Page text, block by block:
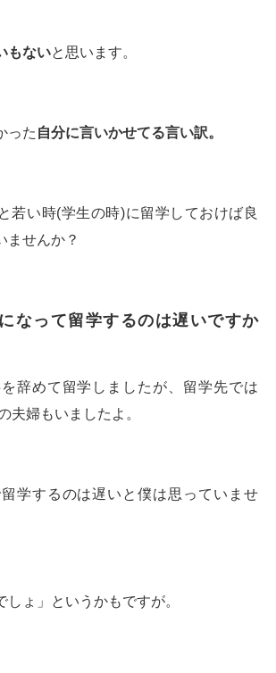
もないと思います。
った 自分に言いかせてる言い訳。
若い時(学生の時)に留学しておけば良
ませんか？
なって留学するのは遅いですか
辞めて留学しましたが、留学先では
夫婦もいましたよ。
学するのは遅いと僕は思っていませ
しょ」というかもですが。